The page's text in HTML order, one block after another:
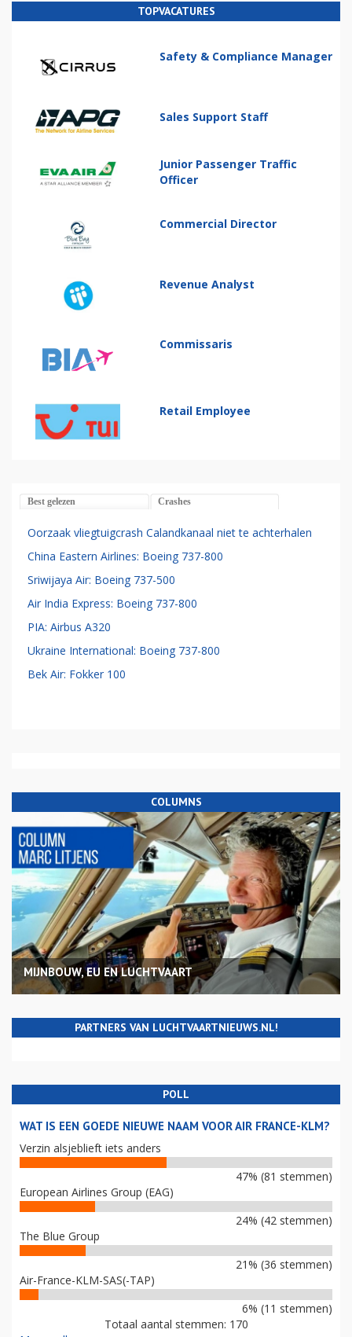
TOPVACATURES
Safety & Compliance Manager
Sales Support Staff
Junior Passenger Traffic
Officer
Commercial Director
Revenue Analyst
Commissaris
Retail Employee
Best gelezen Crashes
Oorzaak vliegtuigcrash Calandkanaal niet te achterhalen
China Eastern Airlines: Boeing 737-800
Sriwijaya Air: Boeing 737-500
Air India Express: Boeing 737-800
PIA: Airbus A320
Ukraine International: Boeing 737-800
Bek Air: Fokker 100
COLUMNS
MIJNBOUW, EU EN LUCHTVAART
PARTNERS VAN LUCHTVAARTNIEUWS.NL!
POLL
WAT IS EEN GOEDE NIEUWE NAAM VOOR AIR FRANCE-KLM?
Verzin alsjeblieft iets anders
47% (81 stemmen)
European Airlines Group (EAG)
24% (42 stemmen)
The Blue Group
21% (36 stemmen)
Air-France-KLM-SAS(-TAP)
6% (11 stemmen)
Totaal aantal stemmen: 170